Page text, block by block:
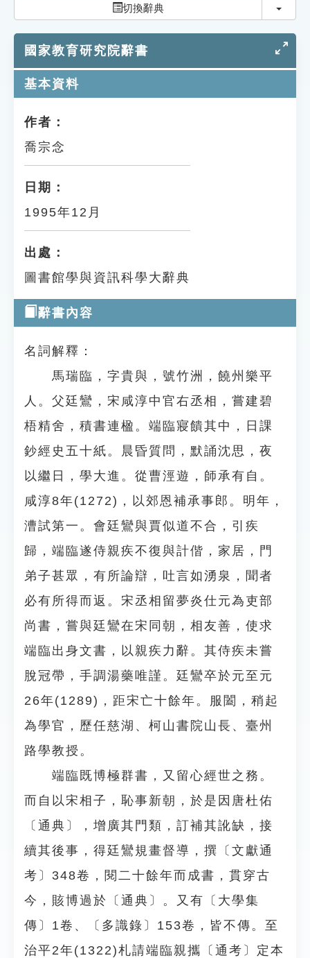
教學應用
貓頭鷹博士
切換辭典 切換
國家教育研究院辭書
基本資料
作者：
喬宗念
日期：
1995年12月
出處：
圖書館學與資訊科學大辭典
辭書內容
名詞解釋：
馬瑞臨，字貴與，號竹洲，饒州樂平
人。父廷鸞，宋咸淳中官右丞相，嘗建碧
梧精舍，積書連楹。端臨寢饋其中，日課
鈔經史五十紙。晨昏質問，默誦沈思，夜
以繼日，學大進。從曹涇遊，師承有自。
咸淳8年(1272)，以郊恩補承事郎。明年，
漕試第一。會廷鸞與賈似道不合，引疾
歸，端臨遂侍親疾不復與計偕，家居，門
弟子甚眾，有所論辯，吐言如湧泉，聞者
必有所得而返。宋丞相留夢炎仕元為吏部
尚書，嘗與廷鸞在宋同朝，相友善，使求
端臨出身文書，以親疾力辭。其侍疾未嘗
脫冠帶，手調湯藥唯謹。廷鸞卒於元至元
26年(1289)，距宋亡十餘年。服闔，稍起
為學官，歷任慈湖、柯山書院山長、臺州
路學教授。
端臨既博極群書，又留心經世之務。
而自以宋相子，恥事新朝，於是因唐杜佑
〔通典〕，增廣其門類，訂補其訛缺，接
續其後事，得廷鸞規畫督導，撰〔文獻通
考〕348卷，閱二十餘年而成書，貫穿古
今，賅博過於〔通典〕。又有〔大學集
傳〕1卷、〔多識錄〕153卷，皆不傳。至
治平2年(1322)札請端臨親攜〔通考〕定本